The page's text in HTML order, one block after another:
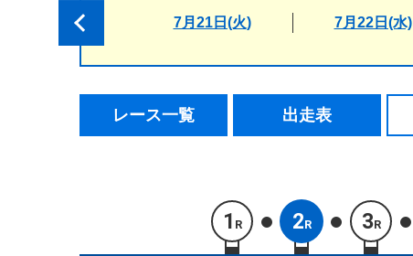
7月21日(火) 7月22日(水)
レース一覧 出走表
1 R 2R 3R